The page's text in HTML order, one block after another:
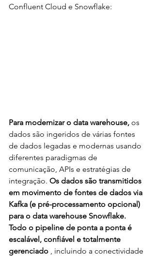
Confluent Cloud e Snowflake:
Para modernizar o data warehouse, os
dados são ingeridos de várias fontes
de dados legadas e modernas usando
diferentes paradigmas de
comunicação, APIs e estratégias de
integração. Os dados são transmitidos
em movimento de fontes de dados via
Kafka (e pré-processamento opcional)
para o data warehouse Snowflake.
Todo o pipeline de ponta a ponta é
escalável, confiável e totalmente
gerenciado
, incluindo a conectividade